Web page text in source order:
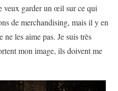
veux garder un œil sur ce qui
de merchandising, mais il y en
les aime pas. Je suis très
mon image, ils doivent me